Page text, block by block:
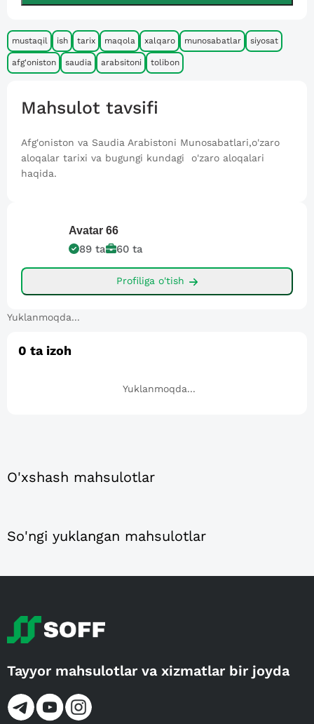
mustaqil ish tarix maqola xalqaro munosabatlar siyosat
afg'oniston saudia arabsitoni tolibon
Mahsulot tavsifi
Afg'oniston va Saudia Arabistoni Munosabatlari,o'zaro
aloqalar tarixi va bugungi kundagi o'zaro aloqalari
haqida.
Avatar 66
89 ta 60 ta
Profiliga o'tish
Yuklanmoqda...
0 ta izoh
Yuklanmoqda...
O'xshash mahsulotlar
So'ngi yuklangan mahsulotlar
Tayyor mahsulotlar va xizmatlar bir joyda